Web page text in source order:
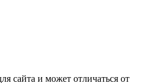
сайта и может отличаться от